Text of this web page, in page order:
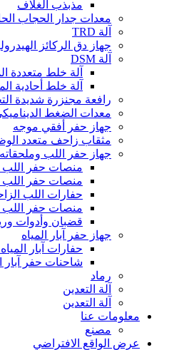
مذبذب الغلاف
معدات جدار الحجاب
آلة TRD
جهاز دق الركائز
آلة DSM
آلة خلط متعددة
آلة خلط أحادية
رافعة مجنزرة شديدة
معدات الضغط
جهاز حفر أفقي موجه
مثقاب زاحف متعدد
جهاز حفر اللب وملحقاته
منصات حفر اللب
منصات حفر اللب
حفارات اللب
منصات حفر اللب
قضبان وأدوات
جهاز حفر آبار المياه
حفارات آبار
شاحنات حفر آبار
رماد
آلة التعدين
آلة التعدين
معلومات عنا
مصنع
عرض الواقع الافتراضي